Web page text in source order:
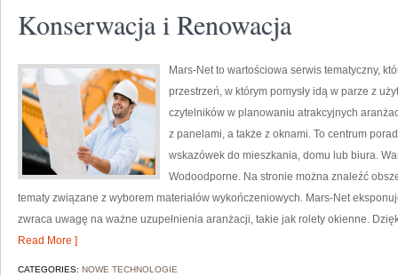
Konserwacja i Renowacja
Mars-Net to wartościowa serwis tematyczny,
przestrzeń, w którym pomysły idą w parze z
czytelników w planowaniu atrakcyjnych
z panelami, a także z oknami. To centrum
wskazówek do mieszkania, domu lub biura.
Wodoodporne. Na stronie można znaleźć
tematy związane z wyborem materiałów wykończeniowych. Mars-Net
zwraca uwagę na ważne uzupełnienia aranżacji, takie jak rolety okienne.
Read More ]
CATEGORIES: NOWE TECHNOLOGIE